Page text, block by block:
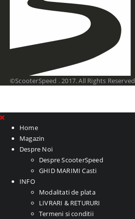
©ScooterSpeed . 2017. All Rights Reserved
Home
Magazin
Despre Noi
Despre ScooterSpeed
GHID MARIMI Casti
INFO
Modalitati de plata
LIVRARI & RETURURI
Termeni si conditii